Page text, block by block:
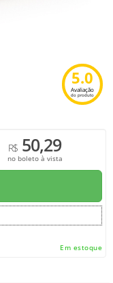
5.0
Avaliação
do produto
R$50,29
no boleto à vista
Em estoque